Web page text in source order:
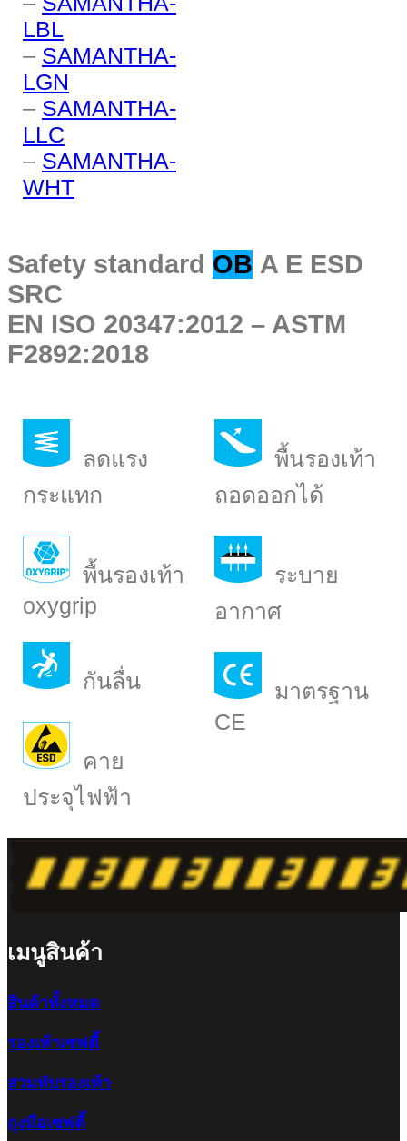
LBL
– SAMANTHA-
LGN
– SAMANTHA-
LLC
– SAMANTHA-
WHT
Safety standard OB A E ESD
SRC
EN ISO 20347:2012 – ASTM
F2892:2018
ลดแรง
กระแทก
พื้นรองเท้า
oxygrip
กันลื่น
คาย
ประจุไฟฟ้า
พื้นรองเท้า
ถอดออกได้
ระบาย
อากาศ
มาตรฐาน
CE
เมนูสินค้า
สินค้าทั้งหมด
รองเท้าเซฟตี้
สวมทับรองเท้า
ถุงมือเซฟตี้